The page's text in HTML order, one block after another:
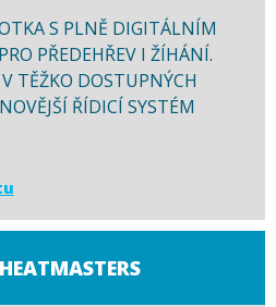
S PLNĚ DIGITÁLNÍM
PŘEDEHŘEV I ŽÍHÁNÍ.
TĚŽKO DOSTUPNÝCH
ŘÍDICÍ SYSTÉM